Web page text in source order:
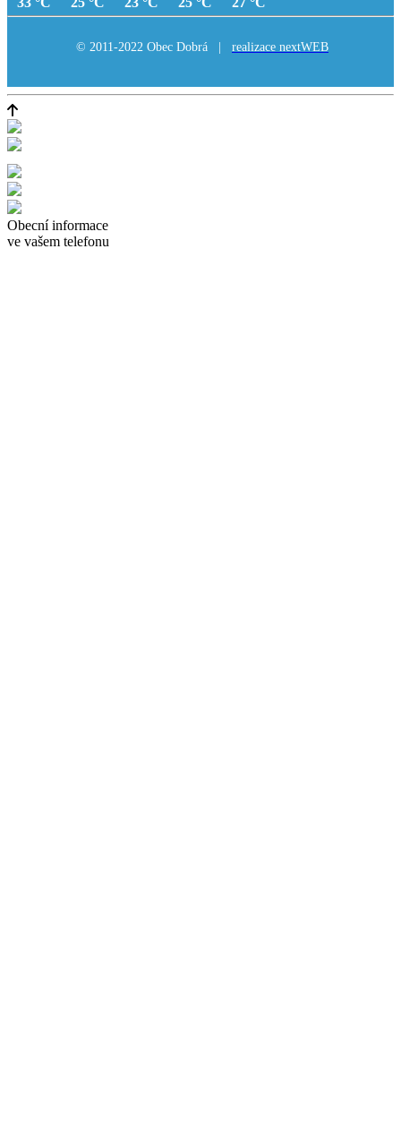
© 2011-2022 Obec Dobrá | realizace nextWEB
Obecní informace
ve vašem telefonu